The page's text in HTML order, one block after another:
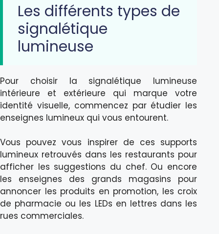
Les différents types de
signalétique
lumineuse
Pour choisir la signalétique lumineuse
intérieure et extérieure qui marque votre
identité visuelle, commencez par étudier les
enseignes lumineux qui vous entourent.
Vous pouvez vous inspirer de ces supports
lumineux retrouvés dans les restaurants pour
afficher les suggestions du chef. Ou encore
les enseignes des grands magasins pour
annoncer les produits en promotion, les croix
de pharmacie ou les LEDs en lettres dans les
rues commerciales.